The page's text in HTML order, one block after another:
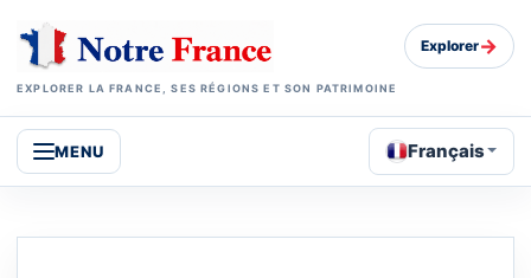
EXPLORER LA FRANCE, SES RÉGIONS ET SON PATRIMOINE
Explorer→
MENU Français